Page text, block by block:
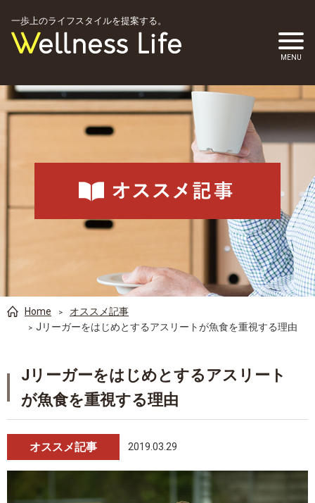
一歩上のライフスタイルを提案する。
Home
オススメ記事
Jリーガーをはじめとするアスリートが魚食を重視する理由
Jリーガーをはじめとするアスリート
が魚食を重視する理由
オススメ記事 2019.03.29